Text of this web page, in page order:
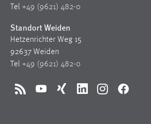
Tel +49 (9621) 482-0
Standort Weiden
Hetzenrichter Weg 15
92637 Weiden
Tel +49 (9621) 482-0
RSS YouTubeXing LinkedInInstagramFacebook